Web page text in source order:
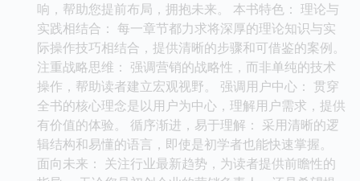
响，帮助您提前布局，拥抱未来。 本书特色： 理论与
实践相结合： 每一章节都力求将深厚的理论知识与实
际操作技巧相结合，提供清晰的步骤和可借鉴的案例。
注重战略思维： 强调营销的战略性，而非单纯的技术
操作，帮助读者建立宏观视野。 强调用户中心： 贯穿
全书的核心理念是以用户为中心，理解用户需求，提供
有价值的体验。 循序渐进，易于理解： 采用清晰的逻
辑结构和易懂的语言，即使是初学者也能快速掌握。
面向未来： 关注行业最新趋势，为读者提供前瞻性的